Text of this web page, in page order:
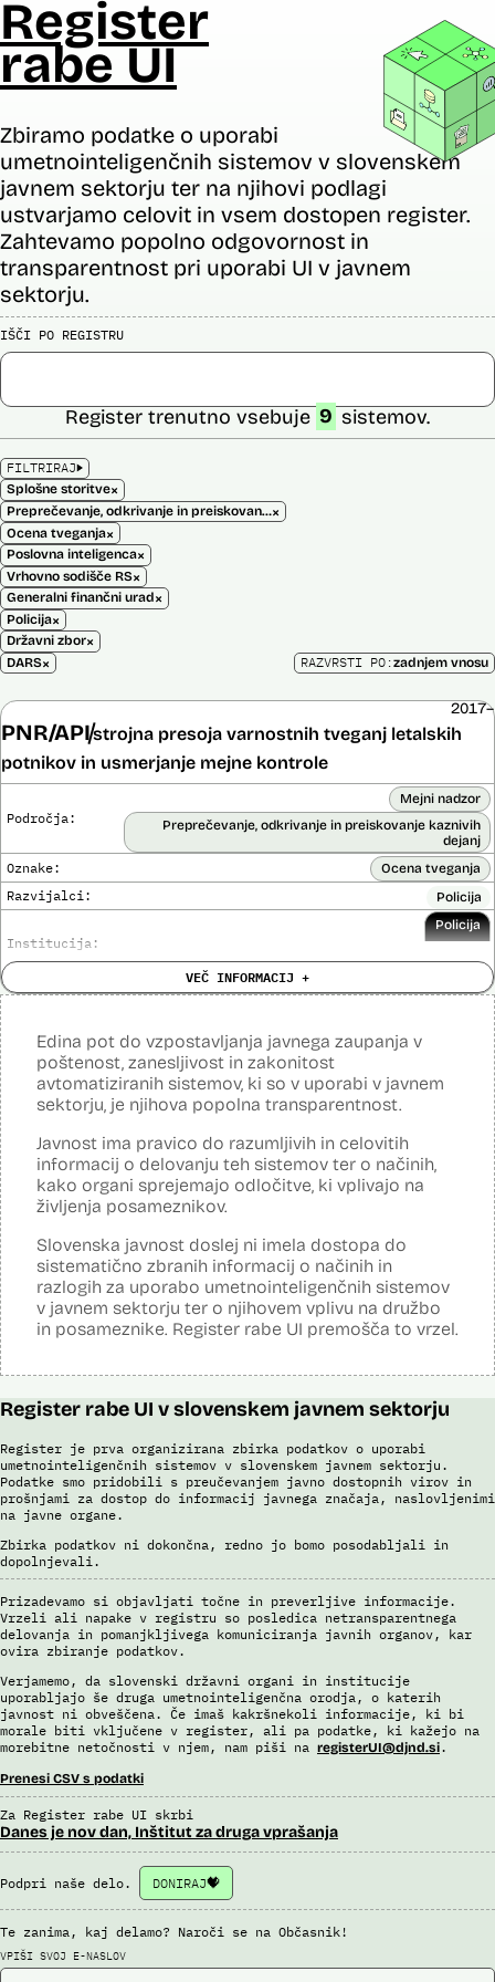
Register
rabe UI
Zbiramo podatke o uporabi
umetnointeligenčnih sistemov v slovenskem
javnem sektorju ter na njihovi podlagi
ustvarjamo celovit in vsem dostopen register.
Zahtevamo popolno odgovornost in
transparentnost pri uporabi UI v javnem
sektorju.
IŠČI PO REGISTRU
FILTRIRAJ
Splošne storitve×
Preprečevanje, odkrivanje in preiskovanje kaznivih dejanj×
Ocena tveganja×
Poslovna inteligenca×
Vrhovno sodišče RS×
Generalni finančni urad×
Policija×
Državni zbor×
DARS×
Register trenutno vsebuje 9 sistemov.
RAZVRSTI PO:zadnjem vnosu
PNR/APIstrojna presoja varnostnih tveganj letalskih
potnikov in usmerjanje mejne kontrole
2017–
Področja:
Mejni nadzor
Preprečevanje, odkrivanje in preiskovanje kaznivih
dejanj
Oznake: Ocena tveganja
Razvijalci: Policija
Institucija:
Policija
Cena: Neznana ?
Analiza učinka na osebne podatke opravljena:
Posodobljeno: 3. december 2024
Sistem avtomatizirano zbira, obdeluje, presoja varnostna tveganja ter
evidence potnikov iz sistema rezervacij letalskih vozovnic. Po
avtomatiziranem preverjanju podatkov PNR (Passenger Name
Record) in API (Advanced Passenger Information) v primeru ujemanja
v evidencah policije, SIS in Interpola poda rezultat v obliki "zadetek oz.
ni zadetka" z navedbo sklopa evidenc, v katerih je prišlo do ujemanja,
ter navedbo, ali se ujemanje nanaša na podatke o osebi ali na
podatke o potovalnem dokumentu. V primeru ujemanja poda tudi
podatke, na podlagi katerih je prišlo do ujemanja med preverjenimi
podatki in ocenjevalnimi merili.
Ocenjevalna merila so oblikovana z analitično obdelavo podatkov, pri
čemer se oblikujejo indikatorji tveganja, ki predstavljajo posamezne
predstavljajo specifične potovalne vzorce storilcev terorističnih in
omogočajo usmerjeno delo policije in drugih pristojnih organov na
na utemeljene razloge v posamičnem primeru posreduje podatke
potnikov, prijavljenih na let, oziroma podatke potnikov iz sistema
rezervacij letalskih vozovnic oziroma rezultate njihove obdelave
drugim enotam policije.
pri avtomatizirani obdelavi podatkov ter varnostna tveganja
posamično pregledajo še z neavtomatiziranimi sredstvi.
Sistem uporablja sledeče vire podatkov: Evidenca potnikov,
prijavljenih na let, Evidenca potnikov iz sistema rezervacij letalskih
vozovnic, Evidence policije, Schengenskega informacijskega sistema,
Interpola.
Viri:
Brošura 60 let informacijsko telekomunikacijskega sistema policije
Odgovor na zahtevek za informacije javnega značaja
VEČ INFORMACIJ +
Edina pot do vzpostavljanja javnega zaupanja v
poštenost, zanesljivost in zakonitost
avtomatiziranih sistemov, ki so v uporabi v javnem
sektorju, je njihova popolna transparentnost.
Javnost ima pravico do razumljivih in celovitih
informacij o delovanju teh sistemov ter o načinih,
kako organi sprejemajo odločitve, ki vplivajo na
življenja posameznikov.
Slovenska javnost doslej ni imela dostopa do
sistematično zbranih informacij o načinih in
razlogih za uporabo umetnointeligenčnih sistemov
v javnem sektorju ter o njihovem vplivu na družbo
in posameznike. Register rabe UI premošča to vrzel.
Register rabe UI v slovenskem javnem sektorju
Register je prva organizirana zbirka podatkov o uporabi
umetnointeligenčnih sistemov v slovenskem javnem sektorju.
Podatke smo pridobili s preučevanjem javno dostopnih virov in
prošnjami za dostop do informacij javnega značaja, naslovljenimi
na javne organe.
Zbirka podatkov ni dokončna, redno jo bomo posodabljali in
dopolnjevali.
Prizadevamo si objavljati točne in preverljive informacije.
Vrzeli ali napake v registru so posledica netransparentnega
delovanja in pomanjkljivega komuniciranja javnih organov, kar
ovira zbiranje podatkov.
Verjamemo, da slovenski državni organi in institucije
uporabljajo še druga umetnointeligenčna orodja, o katerih
javnost ni obveščena. Če imaš kakršnekoli informacije, ki bi
morale biti vključene v register, ali pa podatke, ki kažejo na
morebitne netočnosti v njem, nam piši na registerUI@djnd.si.
Prenesi CSV s podatki
Za Register rabe UI skrbi
Danes je nov dan, Inštitut za druga vprašanja
Podpri naše delo. DONIRAJ
Te zanima, kaj delamo? Naroči se na Občasnik!
VPIŠI SVOJ E-NASLOV